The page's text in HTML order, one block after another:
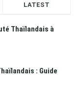
LATEST
Thaïlandais à
: Guide